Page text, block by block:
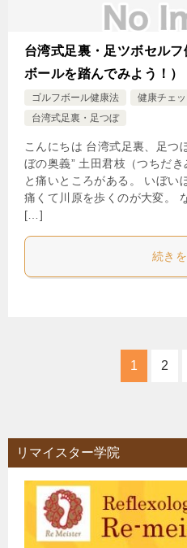
台湾式足裏・足ツボセル
ボールを踏んでみよう！）
ゴルフボール健康法 健康チェッ
台湾式足裏・足つぼ
こんにちは 台湾式足裏、足つ
ぼの奥義” 土田君枝（つちだ
と痛いところがある。 いぼい
痛くて川原を歩くのが大変。
[…]
続き
1 2
リマイスター学院